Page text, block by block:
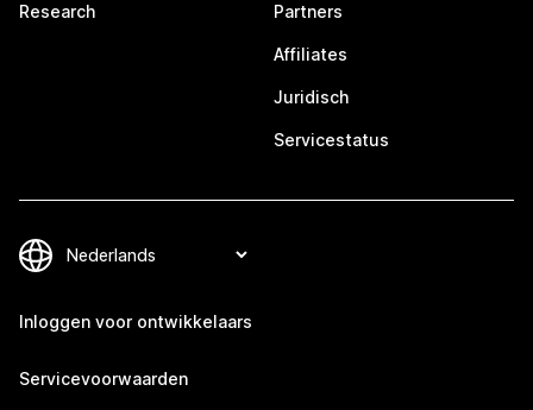
Research Partners
Affiliates
Juridisch
Servicestatus
Inloggen voor ontwikkelaars
Servicevoorwaarden